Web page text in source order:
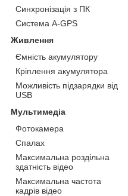
Синхронізація з ПК
Система A-GPS
Живлення
Ємність акумулятору
Кріплення акумулятора
Можливість підзарядки від
USB
Мультимедіа
Фотокамера
Спалах
Максимальна роздільна
здатність відео
Максимальна частота
кадрів відео